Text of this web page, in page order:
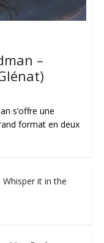
–
s’offre une
format en deux
Whisper it in the